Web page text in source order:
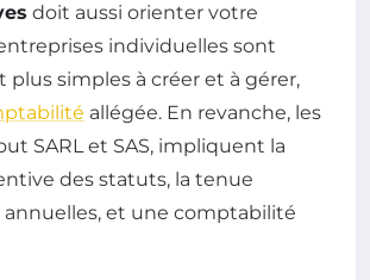
doit aussi orienter votre
individuelles sont
plus simples à créer et à gérer,
allégée. En revanche, les
SARL et SAS, impliquent la
des statuts, la tenue
annuelles, et une comptabilité